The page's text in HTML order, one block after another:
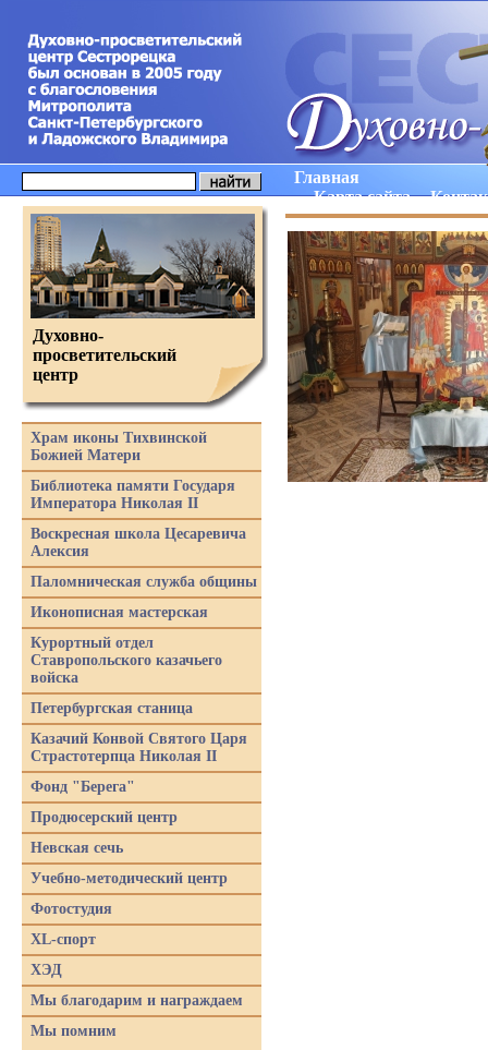
Главная
Карта сайта
Духовно-
просветительский
центр
Храм иконы Тихвинской
Божией Матери
Библиотека памяти Государя
Императора Николая II
Воскресная школа Цесаревича
Алексия
Паломническая служба общины
Иконописная мастерская
Курортный отдел
Ставропольского казачьего
войска
Петербургская станица
Казачий Конвой Святого Царя
Страстотерпца Николая II
Фонд "Берега"
Продюсерский центр
Невская сечь
Учебно-методический центр
Фотостудия
XL-спорт
ХЭД
Мы благодарим и награждаем
Мы помним